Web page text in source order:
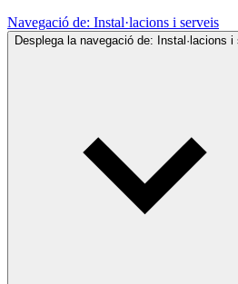
Navegació de: Instal·lacions i serveis
Desplega la navegació de: Instal·lacions